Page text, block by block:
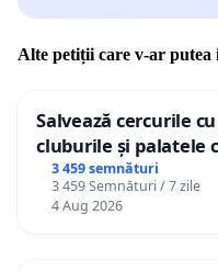
Alte petiții care v-ar putea
Salvează cercurile
cluburile și palatele
3 459 semnături
3 459 Semnături / 7 zile
4 Aug 2026